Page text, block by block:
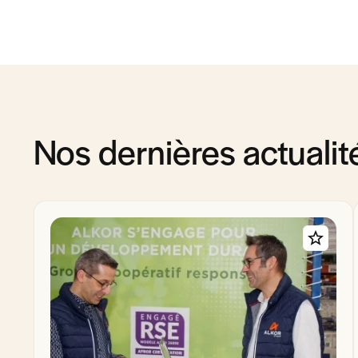
Nos dernières